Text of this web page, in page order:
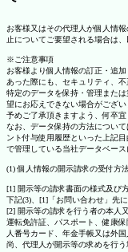
お客様又はその代理人が個人情
止についてご要望される場合は
※ご注意事項
お客様より個人情報の訂正・追
あった際にも、セキュリティ、
特定のデータを保持・管理また
望にお応えできない場合がござい
予めご了承頂きますよう、何卒宜
なお、データ保持の方法につい
ント付与使用履歴といった上記
で管理している当社データベー
(1) 個人情報の開示請求の受付方
[1] 開示等の請求書面の様式及び
下記(3)、[1]「お問い合わせ」先
[2] 開示等の請求を行う者の本人
運転免許証、パスポート、健康
人番号カード、年金手帳又は外国
尚、代理人が開示等の求めを行